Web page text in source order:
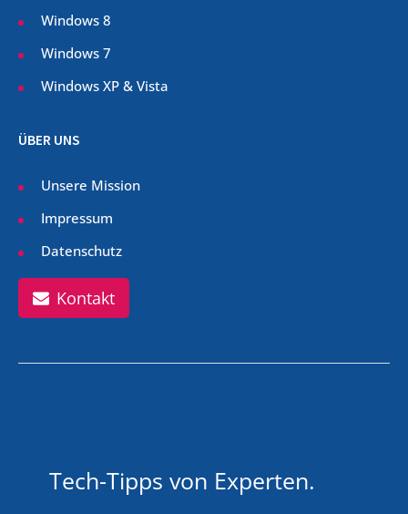
Windows 8
Windows 7
Windows XP & Vista
ÜBER UNS
Unsere Mission
Impressum
Datenschutz
Kontakt
Tech-Tipps von Experten.